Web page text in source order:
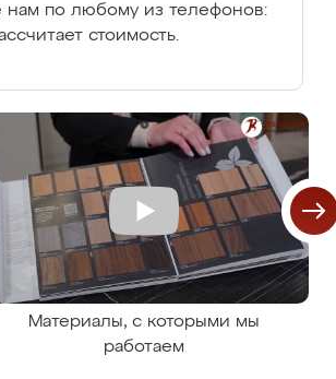
нам по любому из телефонов:
стоимость.
Материалы, с которыми мы
работаем